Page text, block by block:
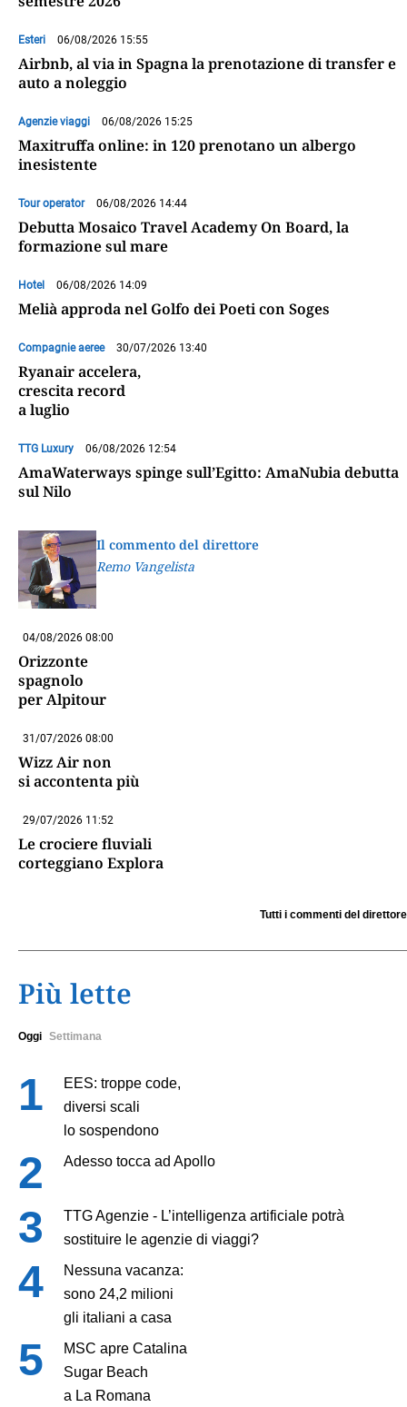
Esteri 06/08/2026 15:55
Airbnb, al via in Spagna la prenotazione di transfer e
auto a noleggio
Agenzie viaggi 06/08/2026 15:25
Maxitruffa online: in 120 prenotano un albergo
inesistente
Tour operator 06/08/2026 14:44
Debutta Mosaico Travel Academy On Board, la
formazione sul mare
Hotel 06/08/2026 14:09
Melià approda nel Golfo dei Poeti con Soges
Compagnie aeree 30/07/2026 13:40
Ryanair accelera,
crescita record
a luglio
TTG Luxury 06/08/2026 12:54
AmaWaterways spinge sull’Egitto: AmaNubia debutta
sul Nilo
Il commento del direttore
Remo Vangelista
04/08/2026 08:00
Orizzonte
spagnolo
per Alpitour
31/07/2026 08:00
Wizz Air non
si accontenta più
29/07/2026 11:52
Le crociere fluviali
corteggiano Explora
Tutti i commenti del direttore
Più lette
Oggi Settimana
EES: troppe code,
diversi scali
lo sospendono
Adesso tocca ad Apollo
TTG Agenzie - L’intelligenza artificiale potrà
sostituire le agenzie di viaggi?
Nessuna vacanza:
sono 24,2 milioni
gli italiani a casa
MSC apre Catalina
Sugar Beach
a La Romana